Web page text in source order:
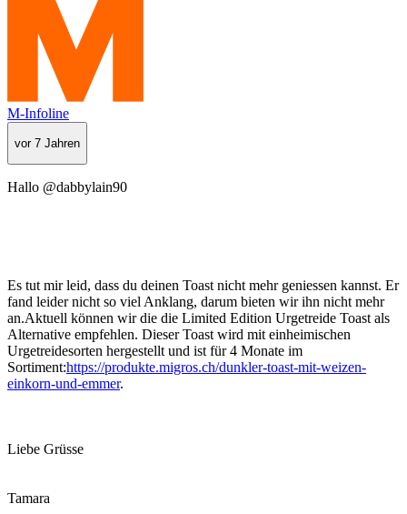
M-Infoline
vor 7 Jahren
Hallo @dabbylain90
Es tut mir leid, dass du deinen Toast nicht mehr geniessen kannst. Er
fand leider nicht so viel Anklang, darum bieten wir ihn nicht mehr
an.Aktuell können wir die die Limited Edition Urgetreide Toast als
Alternative empfehlen. Dieser Toast wird mit einheimischen
Urgetreidesorten hergestellt und ist für 4 Monate im
Sortiment:https://produkte.migros.ch/dunkler-toast-mit-weizen-
einkorn-und-emmer.
Liebe Grüsse
Tamara